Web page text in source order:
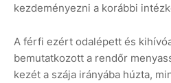
kezdeményezni a korábbi
A férfi ezért odalépett és
bemutatkozott a rendőr
kezét a szája irányába húzta,